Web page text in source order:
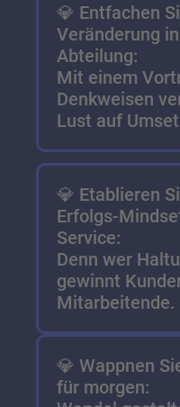
💎 Entfachen
Veränderung
Abteilung:
Mit einem
Denkweisen
Lust auf
💎 Etablieren
Erfolgs-
Service:
Denn wer
gewinnt
Mitarbeitende.
💎 Wappnen
für morgen: